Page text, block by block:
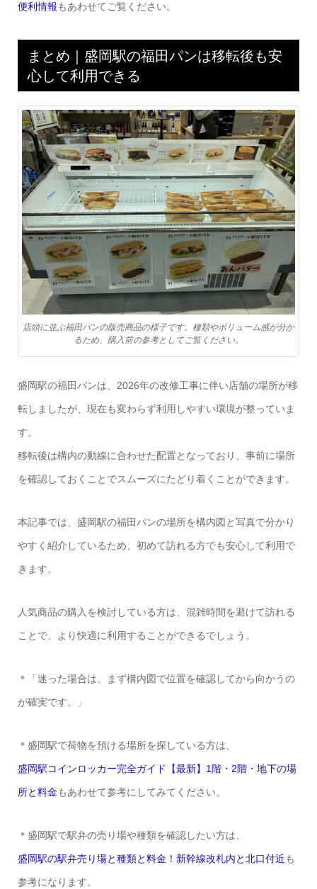
便利情報もあわせてご覧ください。
まとめ｜盛岡駅の福田パンは移転後も安
心して利用できる
店頭に並ぶ福田パンの販売商品の様子です。種類やボリューム感が分か
るため、購入前の参考としてご覧ください。
盛岡駅の福田パンは、2026年の改修工事に伴い店舗の場所が移
転しましたが、現在も変わらず利用しやすい環境が整っていま
す。
移転後は構内の動線に合わせた配置となっており、事前に場所
を確認しておくことでスムーズにたどり着くことができます。
本記事では、盛岡駅の福田パンの場所を構内図と写真で分かり
やすく紹介しているため、初めて訪れる方でも安心して利用で
きます。
人気商品の購入を検討している方は、混雑時間を避けて訪れる
ことで、より快適に利用することができるでしょう。
＊「迷った場合は、まず構内図で位置を確認してから向かうの
が確実です。」
＊盛岡駅で荷物を預ける場所を探している方は、
盛岡駅コインロッカー完全ガイド【最新】1階・2階・地下の場
所と料金もあわせて参考にしてみてください。
＊盛岡駅で駅弁の売り場や種類を確認したい方は、
盛岡駅の駅弁売り場と種類と料金！新幹線改札内と北口付近も
参考になります。